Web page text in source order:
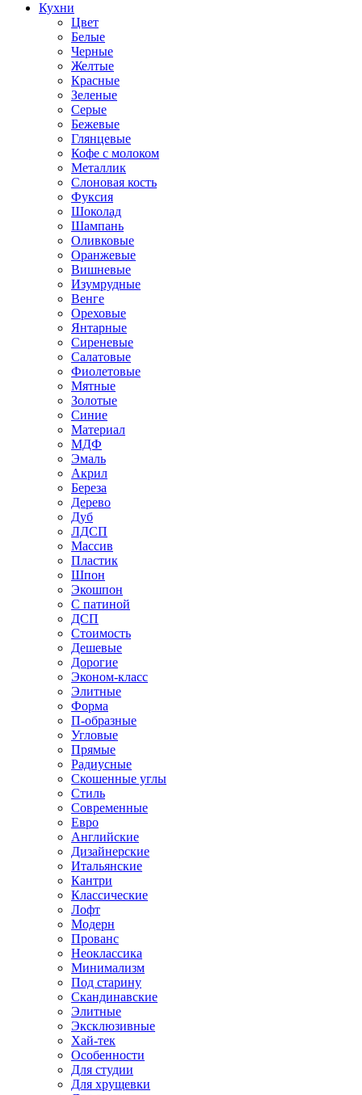
Кухни
Цвет
Белые
Черные
Желтые
Красные
Зеленые
Серые
Бежевые
Глянцевые
Кофе с молоком
Металлик
Слоновая кость
Фуксия
Шоколад
Шампань
Оливковые
Оранжевые
Вишневые
Изумрудные
Венге
Ореховые
Янтарные
Сиреневые
Салатовые
Фиолетовые
Мятные
Золотые
Синие
Материал
МДФ
Эмаль
Акрил
Береза
Дерево
Дуб
ЛДСП
Массив
Пластик
Шпон
Экошпон
С патиной
ДСП
Стоимость
Дешевые
Дорогие
Эконом-класс
Элитные
Форма
П-образные
Угловые
Прямые
Радиусные
Скошенные углы
Стиль
Современные
Евро
Английские
Дизайнерские
Итальянские
Кантри
Классические
Лофт
Модерн
Прованс
Неоклассика
Минимализм
Под старину
Скандинавские
Элитные
Эксклюзивные
Хай-тек
Особенности
Для студии
Для хрущевки